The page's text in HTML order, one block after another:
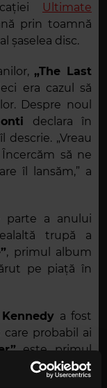
Ultimate
prin toamnă
șaselea disc.
„The Last
era cazul să
Despre noul
declara în
„Vreau
să ne
îl lansăm,” a
parte a anului
trupă a
, primul album
pe piață în
a fost
probabil ai
este primul
diverse